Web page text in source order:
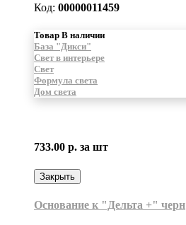
Код: 00000011459
Товар В наличии
База "Дикси"
Свет в интерьере
Свет
Формула света
Дом света
733.00 р. за шт
Закрыть
Основание к "Дельта +" черн